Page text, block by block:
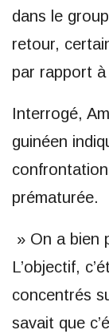
dans le
retour,
par rapport
Interrogé,
guinéen
prématurée.
» On a bien
L’objectif,
concentrés
savait que